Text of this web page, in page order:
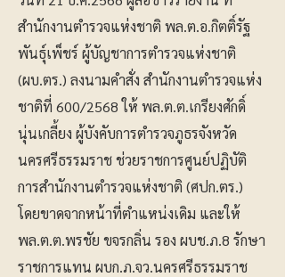
สำนักงานตำรวจแห่งชาติ พล.ต.อ.กิตติ์รัฐ
พันธุ์เพ็ชร์ ผู้บัญชาการตำรวจแห่งชาติ
(ผบ.ตร.) ลงนามคำสั่ง สำนักงานตำรวจแห่ง
ชาติที่ 600/2568 ให้ พล.ต.ต.เกรียงศักดิ์
นุ่นเกลี้ยง ผู้บังคับการตำรวจภูธรจังหวัด
นครศรีธรรมราช ช่วยราชการศูนย์ปฏิบัติ
การสำนักงานตำรวจแห่งชาติ (ศปก.ตร.)
โดยขาดจากหน้าที่ตำแหน่งเดิม และให้
พล.ต.ต.พรชัย ขจรกลิ่น รอง ผบช.ภ.8 รักษา
ราชการแทน ผบก.ภ.จว.นครศรีธรรมราช